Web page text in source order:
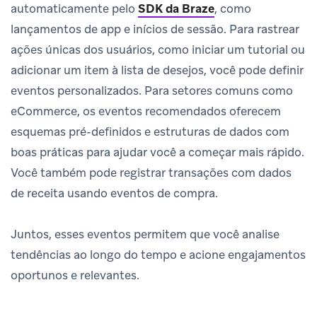
automaticamente pelo SDK da Braze, como
lançamentos de app e inícios de sessão. Para rastrear
ações únicas dos usuários, como iniciar um tutorial ou
adicionar um item à lista de desejos, você pode definir
eventos personalizados. Para setores comuns como
eCommerce, os eventos recomendados oferecem
esquemas pré-definidos e estruturas de dados com
boas práticas para ajudar você a começar mais rápido.
Você também pode registrar transações com dados
de receita usando eventos de compra.
Juntos, esses eventos permitem que você analise
tendências ao longo do tempo e acione engajamentos
oportunos e relevantes.